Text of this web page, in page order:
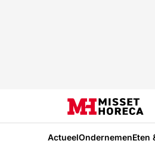
ActueelOndernemenEten